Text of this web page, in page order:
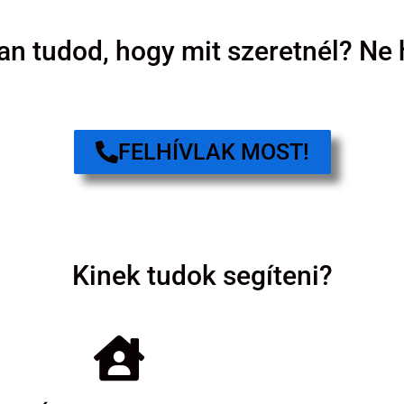
tudod, hogy mit szeretnél? Ne
FELHÍVLAK MOST!
Kinek tudok segíteni?